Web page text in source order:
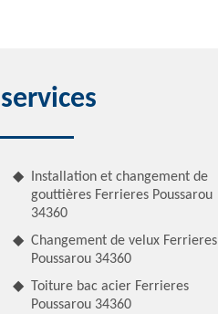
Installation et changement de
gouttières Ferrieres Poussarou
34360
Changement de velux Ferrieres
Poussarou 34360
Toiture bac acier Ferrieres
Poussarou 34360